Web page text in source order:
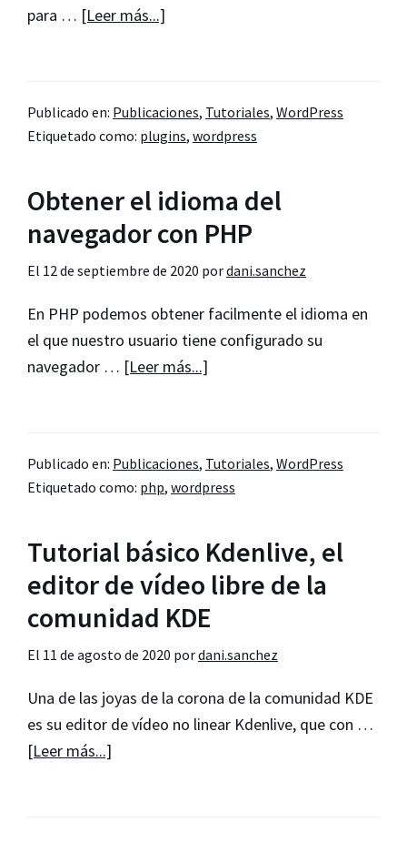
para … [Leer más...]
un
plugin
funciones
imprescindibles
Use
Plugins)
Publicado en: Publicaciones, Tutoriales, WordPress
Etiquetado como: plugins, wordpress
Obtener el idioma del
navegador con PHP
El 12 de septiembre de 2020 pordani.sanchez
En PHP podemos obtener facilmente el idioma en
el que nuestro usuario tiene configurado su
navegador … [Leer más...]
idioma
del
con
PHP
Publicado en: Publicaciones, Tutoriales, WordPress
Etiquetado como: php, wordpress
Tutorial básico Kdenlive, el
editor de vídeo libre de la
comunidad KDE
El 11 de agosto de 2020 pordani.sanchez
Una de las joyas de la corona de la comunidad KDE
es su editor de vídeo no linear Kdenlive, que con …
[Leer más...]